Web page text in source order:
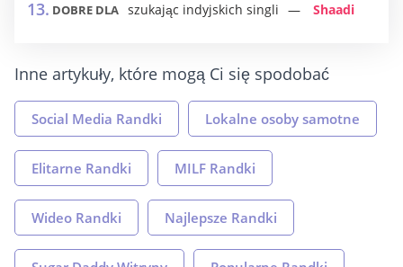
DOBRE DLA szukając indyjskich singli Shaadi
Inne artykuły, które mogą Ci się spodobać
Social Media Randki Lokalne osoby samotne
Elitarne Randki MILF Randki
Wideo Randki Najlepsze Randki